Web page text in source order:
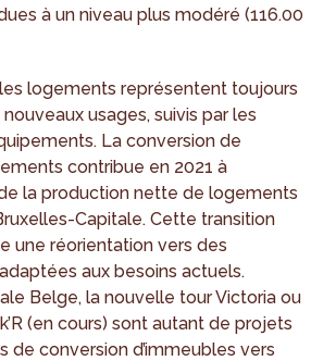
à un niveau plus modéré (116.00
logements représentent toujours
usages, suivis par les
La conversion de
contribue en 2021 à
la production nette de logements
Capitale. Cette transition
une réorientation vers des
aux besoins actuels.
Belge, la nouvelle tour Victoria ou
(en cours) sont autant de projets
de conversion d’immeubles vers